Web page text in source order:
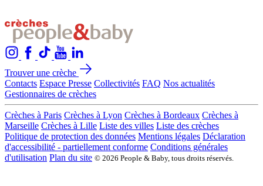
Trouver une crèche
Contacts Espace Presse Collectivités FAQ Nos actualités
Gestionnaires de crèches
Crèches à Paris Crèches à Lyon Crèches à Bordeaux Crèches à
Marseille Crèches à Lille Liste des villes Liste des crèches
Politique de protection des données Mentions légales Déclaration
d'accessibilité - partiellement conforme Conditions générales
d'utilisation Plan du site © 2026 People & Baby, tous droits réservés.